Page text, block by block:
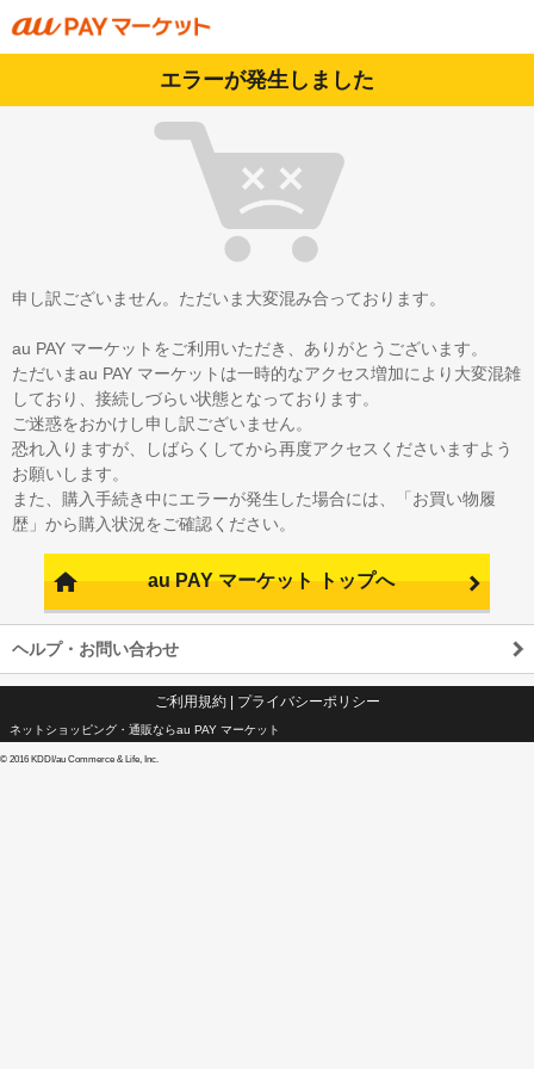
エラーが発生しました
申し訳ございません。ただいま大変混み合っております。
au PAY マーケットをご利用いただき、ありがとうございます。
ただいまau PAY マーケットは一時的なアクセス増加により大変混雑
しており、接続しづらい状態となっております。
ご迷惑をおかけし申し訳ございません。
恐れ入りますが、しばらくしてから再度アクセスくださいますよう
お願いします。
また、購入手続き中にエラーが発生した場合には、「お買い物履
歴」から購入状況をご確認ください。
au PAY マーケット トップへ
ヘルプ・お問い合わせ
ご利用規約| プライバシーポリシー
ネットショッピング・通販ならau PAY マーケット
© 2016 KDDI/au Commerce & Life, Inc.